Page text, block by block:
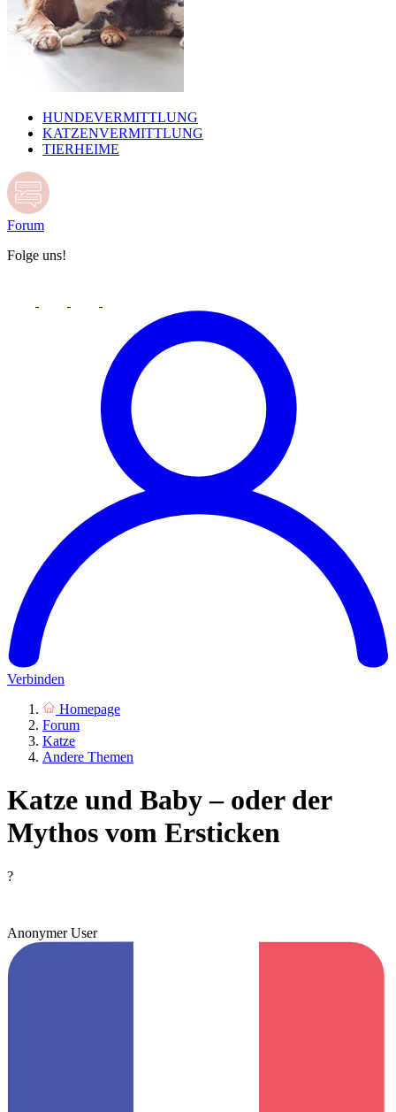
HUNDEVERMITTLUNG
KATZENVERMITTLUNG
TIERHEIME
Forum
Folge uns!
Verbinden
Homepage
Forum
Katze
Andere Themen
Katze und Baby – oder der
Mythos vom Ersticken
?
Anonymer User